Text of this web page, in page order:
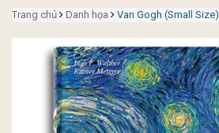
Trang chủ Danh họa Van Gogh (Small Size)